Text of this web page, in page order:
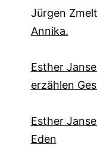
Jürgen
Annika.
Esther
erzählen
Esther
Eden